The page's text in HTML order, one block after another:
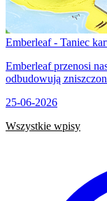
Emberleaf - Taniec
Emberleaf przenosi
odbudowują
25-06-2026
Wszystkie wpisy